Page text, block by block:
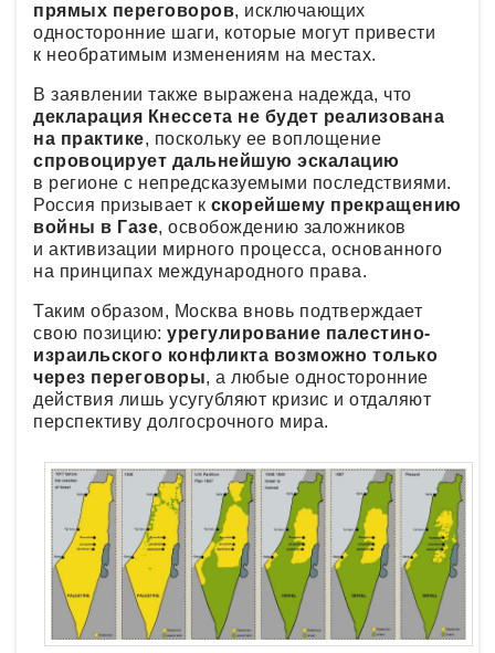
прямых переговоров, исключающих
односторонние шаги, которые могут привести
к необратимым изменениям на местах.
В заявлении также выражена надежда, что
декларация Кнессета не будет реализована
на практике, поскольку ее воплощение
спровоцирует дальнейшую эскалацию
в регионе с непредсказуемыми последствиями.
Россия призывает к скорейшему прекращению
войны в Газе, освобождению заложников
и активизации мирного процесса, основанного
на принципах международного права.
Таким образом, Москва вновь подтверждает
свою позицию: урегулирование палестино-
израильского конфликта возможно только
через переговоры, а любые односторонние
действия лишь усугубляют кризис и отдаляют
перспективу долгосрочного мира.